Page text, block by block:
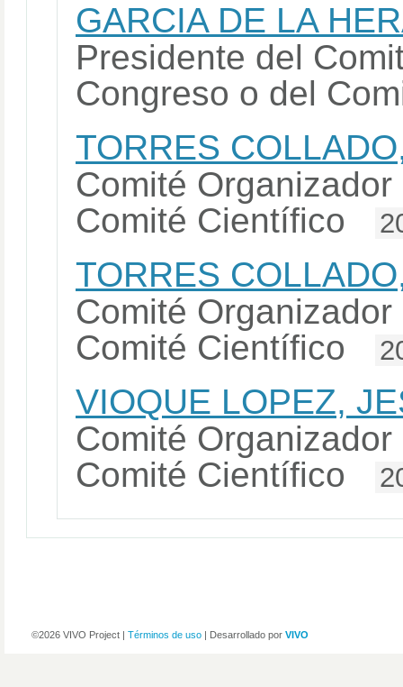
GARCIA DE LA
Presidente del
Congreso o del
TORRES
Comité
Comité Científico
TORRES
Comité
Comité Científico
VIOQUE LOPEZ,
Comité
Comité Científico
©2026 VIVO Project | Términos de uso | Desarrollado por VIVO